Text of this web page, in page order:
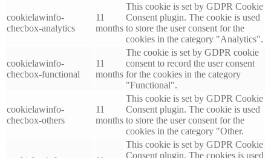
cookielawinfo-
checbox-analytics
11
months
This cookie is set by GDPR Cookie
Consent plugin. The cookie is used
to store the user consent for the
cookies in the category "Analytics".
cookielawinfo-
checbox-functional
11
months
The cookie is set by GDPR cookie
consent to record the user consent
for the cookies in the category
"Functional".
cookielawinfo-
checbox-others
11
months
This cookie is set by GDPR Cookie
Consent plugin. The cookie is used
to store the user consent for the
cookies in the category "Other.
This cookie is set by GDPR Cookie
Consent plugin. The cookies is used